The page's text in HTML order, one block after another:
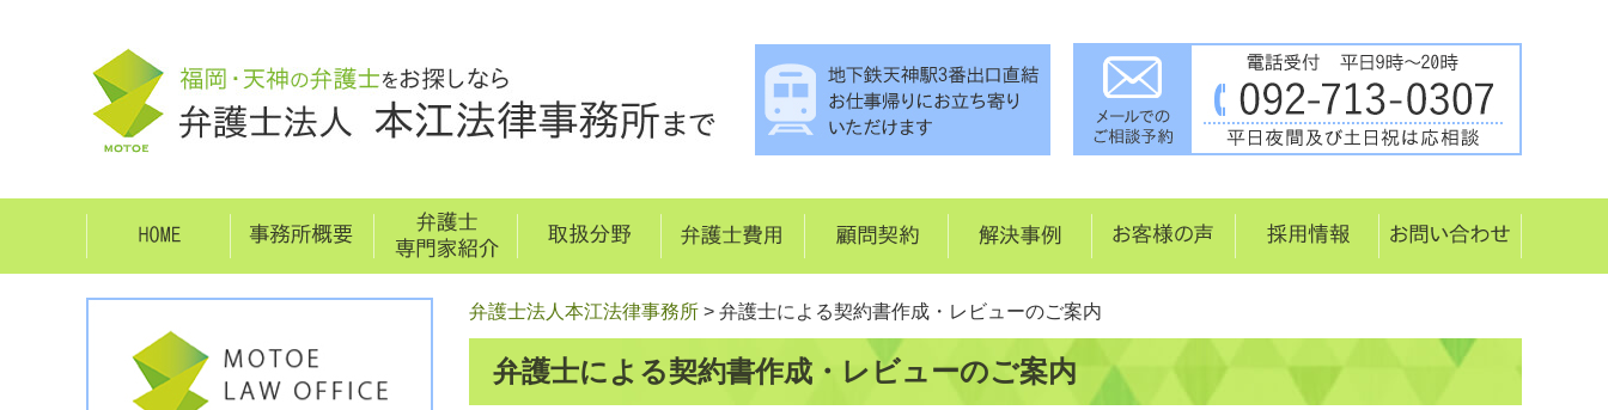
弁護士法人本江法律事務所 > 弁護士による契約書作成・レビューのご案内
弁護士による契約書作成・レビューのご案内